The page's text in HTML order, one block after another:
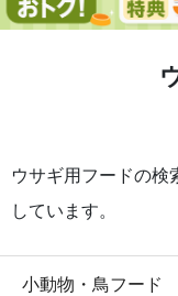
ウサギ用フードの検
しています。
小動物・鳥フード